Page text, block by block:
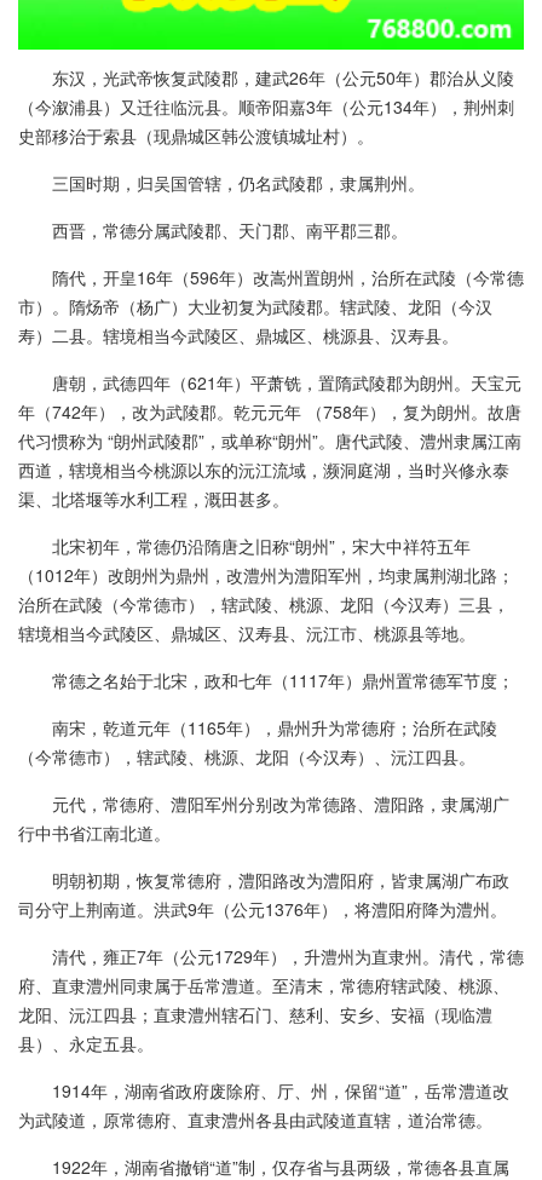
东汉，光武帝恢复武陵郡，建武26年（公元50年）郡治从义陵
（今溆浦县）又迁往临沅县。顺帝阳嘉3年（公元134年），荆州刺
史部移治于索县（现鼎城区韩公渡镇城址村）。
三国时期，归吴国管辖，仍名武陵郡，隶属荆州。
西晋，常德分属武陵郡、天门郡、南平郡三郡。
隋代，开皇16年（596年）改嵩州置朗州，治所在武陵（今常德
市）。隋炀帝（杨广）大业初复为武陵郡。辖武陵、龙阳（今汉
寿）二县。辖境相当今武陵区、鼎城区、桃源县、汉寿县。
唐朝，武德四年（621年）平萧铣，置隋武陵郡为朗州。天宝元
年（742年），改为武陵郡。乾元元年 （758年），复为朗州。故唐
代习惯称为 “朗州武陵郡”，或单称“朗州”。唐代武陵、澧州隶属江南
西道，辖境相当今桃源以东的沅江流域，濒洞庭湖，当时兴修永泰
渠、北塔堰等水利工程，溉田甚多。
北宋初年，常德仍沿隋唐之旧称“朗州”，宋大中祥符五年
（1012年）改朗州为鼎州，改澧州为澧阳军州，均隶属荆湖北路；
治所在武陵（今常德市），辖武陵、桃源、龙阳（今汉寿）三县，
辖境相当今武陵区、鼎城区、汉寿县、沅江市、桃源县等地。
常德之名始于北宋，政和七年（1117年）鼎州置常德军节度；
南宋，乾道元年（1165年），鼎州升为常德府；治所在武陵
（今常德市），辖武陵、桃源、龙阳（今汉寿）、沅江四县。
元代，常德府、澧阳军州分别改为常德路、澧阳路，隶属湖广
行中书省江南北道。
明朝初期，恢复常德府，澧阳路改为澧阳府，皆隶属湖广布政
司分守上荆南道。洪武9年（公元1376年），将澧阳府降为澧州。
清代，雍正7年（公元1729年），升澧州为直隶州。清代，常德
府、直隶澧州同隶属于岳常澧道。至清末，常德府辖武陵、桃源、
龙阳、沅江四县；直隶澧州辖石门、慈利、安乡、安福（现临澧
县）、永定五县。
1914年，湖南省政府废除府、厅、州，保留“道”，岳常澧道改
为武陵道，原常德府、直隶澧州各县由武陵道直辖，道治常德。
1922年，湖南省撤销“道”制，仅存省与县两级，常德各县直属